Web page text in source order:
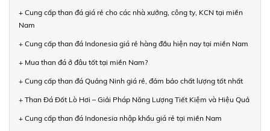
+ Cung cấp than đá giá rẻ cho các nhà xưởng, công ty, KCN tại miền
Nam
+ Cung cấp than đá Indonesia giá rẻ hàng đầu hiện nay tại miền Nam
+ Mua than đá ở đâu tốt tại miền Nam?
+ Cung cấp than đá Quảng Ninh giá rẻ, đảm bảo chất lượng tốt nhất
+ Than Đá Đốt Lò Hơi – Giải Pháp Năng Lượng Tiết Kiệm và Hiệu Quả
+ Cung cấp than đá Indonesia nhập khẩu giá rẻ tại miền Nam